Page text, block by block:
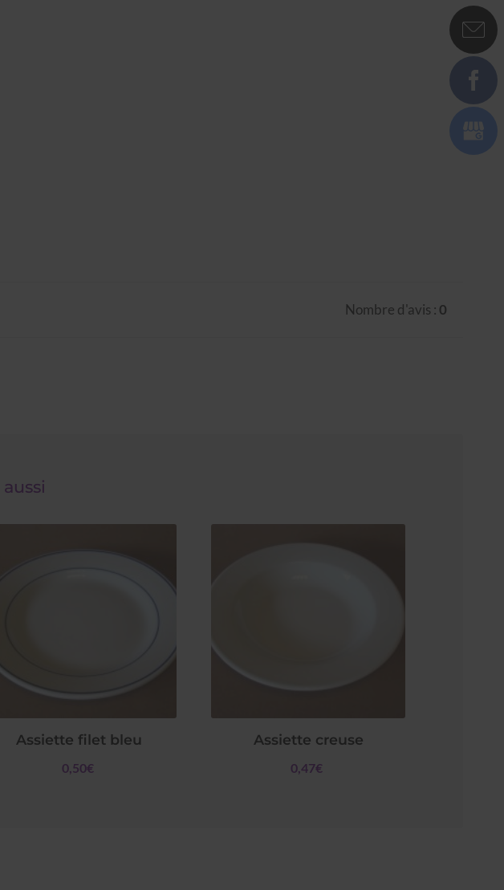
Nombre d'avis : 0
Assiette filet bleu
0,50€
Assiette creuse
0,47€